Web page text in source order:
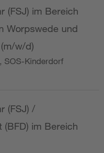
(FSJ) im Bereich
Worpswede und
w/d)
SOS-Kinderdorf
(FSJ) /
(BFD) im Bereich